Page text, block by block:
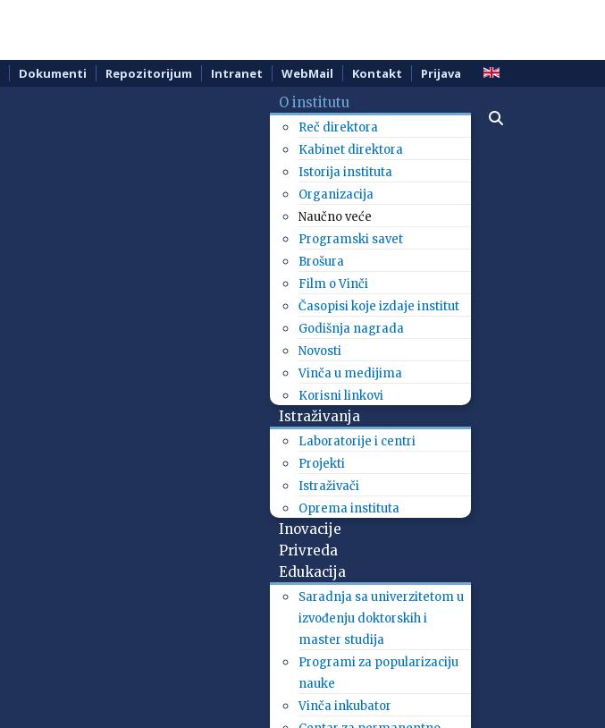
Dokumenti Repozitorijum Intranet WebMail Kontakt Prijava
O institutu
Reč direktora
Kabinet direktora
Istorija instituta
Organizacija
Naučno veće
Programski savet
Brošura
Film o Vinči
Časopisi koje izdaje institut
Godišnja nagrada
Novosti
Vinča u medijima
Korisni linkovi
Istraživanja
Laboratorije i centri
Projekti
Istraživači
Oprema instituta
Inovacije
Privreda
Edukacija
Saradnja sa univerzitetom u
izvođenju doktorskih i
master studija
Programi za popularizaciju
nauke
Vinča inkubator